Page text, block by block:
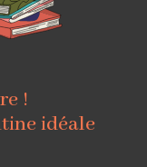
!
idéale